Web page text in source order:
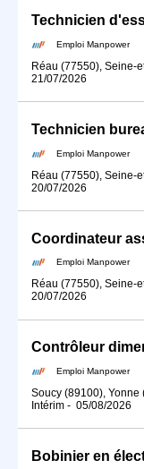
Emploi Manpower
Réau (77550), Seine-
21/07/2026
Emploi Manpower
Réau (77550), Seine-
20/07/2026
Emploi Manpower
Réau (77550), Seine-
20/07/2026
Contrôleur
Emploi Manpower
Soucy (89100), Yonne
Intérim - 05/08/2026
Bobinier en